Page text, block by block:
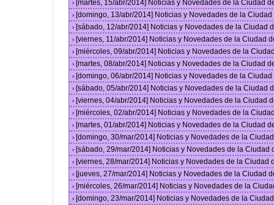
› [martes, 15/abr/2014] Noticias y Novedades de la Ciudad
› [domingo, 13/abr/2014] Noticias y Novedades de la
› [sábado, 12/abr/2014] Noticias y Novedades de la Ciudad
› [viernes, 11/abr/2014] Noticias y Novedades de la Ciudad
› [miércoles, 09/abr/2014] Noticias y Novedades de la
› [martes, 08/abr/2014] Noticias y Novedades de la Ciudad
› [domingo, 06/abr/2014] Noticias y Novedades de la
› [sábado, 05/abr/2014] Noticias y Novedades de la Ciudad
› [viernes, 04/abr/2014] Noticias y Novedades de la Ciudad
› [miércoles, 02/abr/2014] Noticias y Novedades de la
› [martes, 01/abr/2014] Noticias y Novedades de la Ciudad
› [domingo, 30/mar/2014] Noticias y Novedades de la
› [sábado, 29/mar/2014] Noticias y Novedades de la Ciudad
› [viernes, 28/mar/2014] Noticias y Novedades de la Ciudad
› [jueves, 27/mar/2014] Noticias y Novedades de la Ciudad
› [miércoles, 26/mar/2014] Noticias y Novedades de la
› [domingo, 23/mar/2014] Noticias y Novedades de la